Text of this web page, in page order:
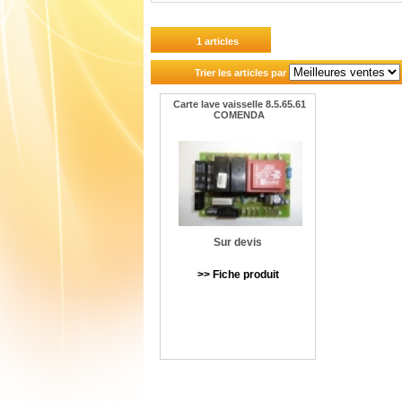
1 articles
Trier les articles par
Carte lave vaisselle 8.5.65.61
COMENDA
Sur devis
>> Fiche produit